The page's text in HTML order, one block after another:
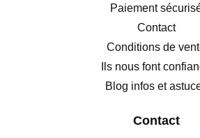
Paiement
Contact
Conditions de
Ils nous font
Blog infos et
Contact